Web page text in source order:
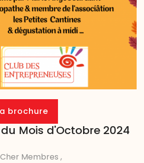
brochure
Mois d'Octobre 2024
Membres ,